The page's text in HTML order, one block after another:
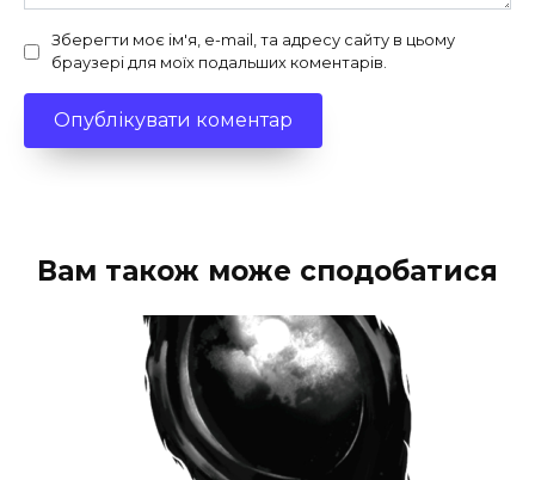
Зберегти моє ім'я, e-mail, та адресу сайту в цьому
браузері для моїх подальших коментарів.
Вам також може сподобатися